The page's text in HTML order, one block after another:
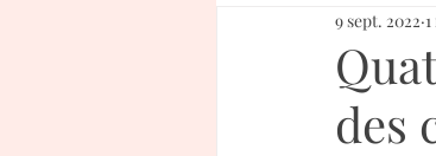
des
9 sept. 2022